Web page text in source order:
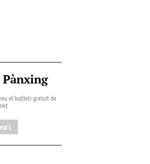
el butlletí gratuït de